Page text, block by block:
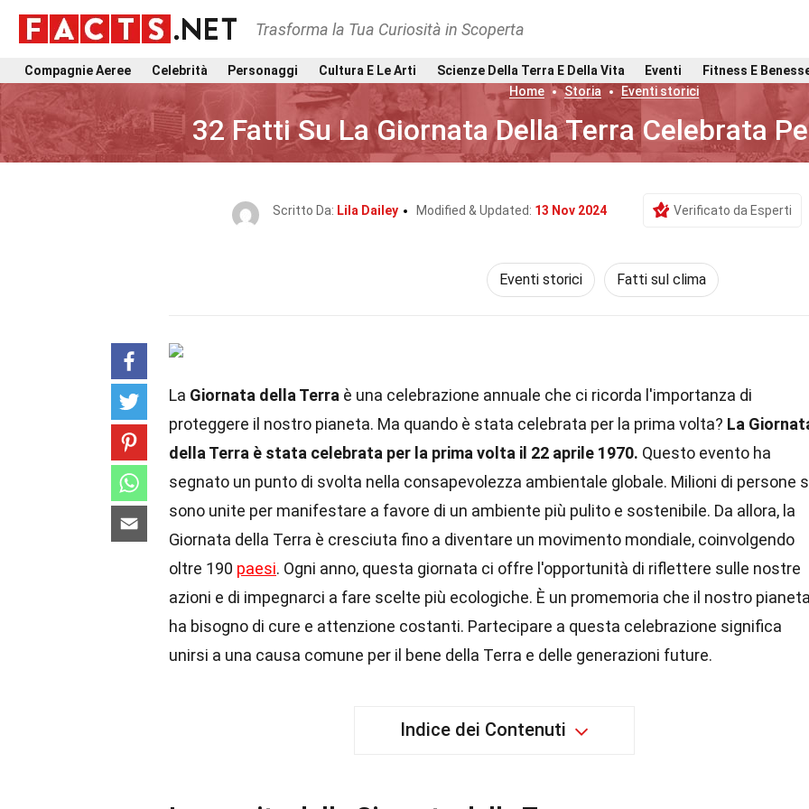
Trasforma la Tua Curiosità in Scoperta
Compagnie Aeree Celebrità Personaggi Cultura E Le Arti Scienze Della Terra E Della Vita Eventi Fitness E
Home
Storia Eventi storici
32 Fatti Su La Giornata Della Terra Celebrata
Scritto Da: Lila Dailey Modified & Updated: 13 Nov 2024 Verificato da Esperti
Eventi storici Fatti sul clima
La Giornata della Terra è una celebrazione annuale che ci ricorda l'importanza di
proteggere il nostro pianeta. Ma quando è stata celebrata per la prima volta? La
della Terra è stata celebrata per la prima volta il 22 aprile 1970. Questo evento ha
segnato un punto di svolta nella consapevolezza ambientale globale. Milioni di persone
sono unite per manifestare a favore di un ambiente più pulito e sostenibile. Da allora, la
Giornata della Terra è cresciuta fino a diventare un movimento mondiale, coinvolgendo
oltre 190 paesi. Ogni anno, questa giornata ci offre l'opportunità di riflettere sulle nostre
azioni e di impegnarci a fare scelte più ecologiche. È un promemoria che il nostro pianeta
ha bisogno di cure e attenzione costanti. Partecipare a questa celebrazione significa
unirsi a una causa comune per il bene della Terra e delle generazioni future.
Indice dei Contenuti